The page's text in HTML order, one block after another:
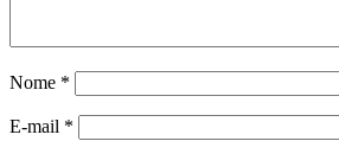
Nome *
E-mail *